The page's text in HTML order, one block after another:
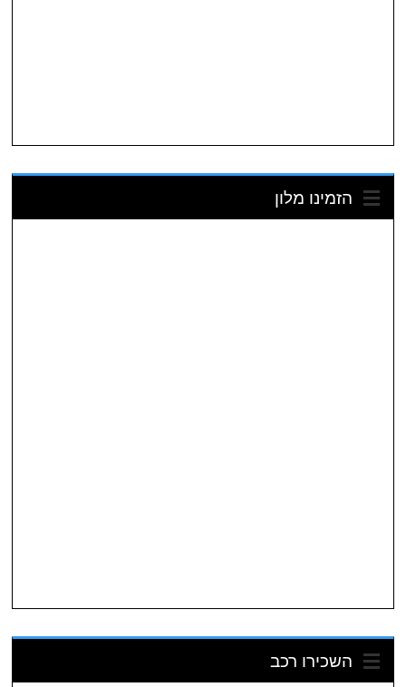
הזמינו מלון
השכירו רכב